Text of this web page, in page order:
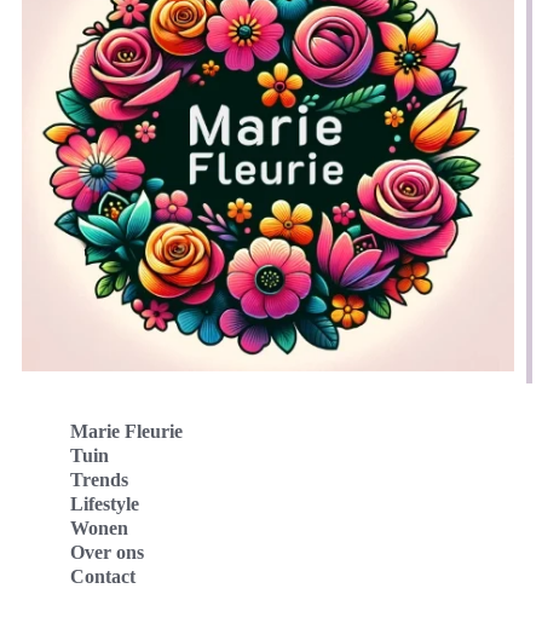
Marie Fleurie
Tuin
Trends
Lifestyle
Wonen
Over ons
Contact